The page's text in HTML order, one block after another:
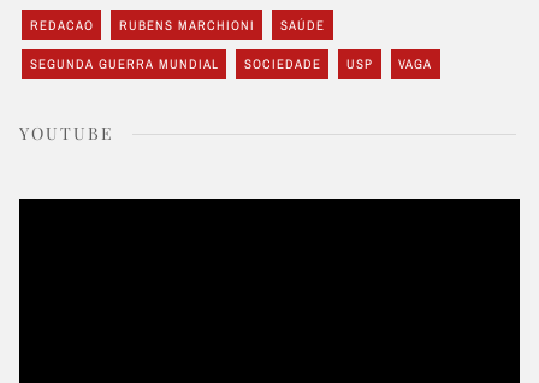
REDACAO RUBENS MARCHIONI SAÚDE
SEGUNDA GUERRA MUNDIAL SOCIEDADE USP VAGA
YOUTUBE